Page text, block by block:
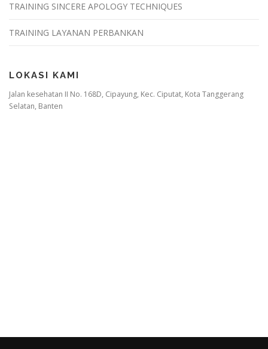
TRAINING SINCERE APOLOGY TECHNIQUES
TRAINING LAYANAN PERBANKAN
LOKASI KAMI
Jalan kesehatan II No. 168D, Cipayung, Kec. Ciputat, Kota Tanggerang
Selatan, Banten